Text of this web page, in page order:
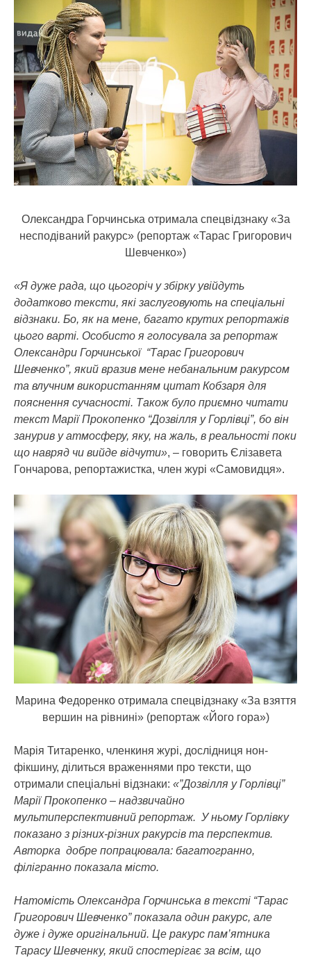
Олександра Горчинська отримала спецвідзнаку «За
несподіваний ракурс» (репортаж «Тарас Григорович
Шевченко»)
«Я дуже рада, що цьогоріч у збірку увійдуть
додатково тексти, які заслуговують на спеціальні
відзнаки. Бо, як на мене, багато крутих репортажів
цього варті. Особисто я голосувала за репортаж
Олександри Горчинської “Тарас Григорович
Шевченко”, який вразив мене небанальним ракурсом
та влучним використанням цитат Кобзаря для
пояснення сучасності. Також було приємно читати
текст Марії Прокопенко “Дозвілля у Горлівці”, бо він
занурив у атмосферу, яку, на жаль, в реальності поки
що навряд чи вийде відчути», – говорить Єлізавета
Гончарова, репортажистка, член журі «Самовидця».
Марина Федоренко отримала спецвідзнаку «За взяття
вершин на рівнині» (репортаж «Його гора»)
Марія Титаренко, членкиня журі, дослідниця нон-
фікшину, ділиться враженнями про тексти, що
отримали спеціальні відзнаки: «”Дозвілля у Горлівці”
Марії Прокопенко – надзвичайно
мультиперспективний репортаж. У ньому Горлівку
показано з різних-різних ракурсів та перспектив.
Авторка добре попрацювала: багатогранно,
філігранно показала місто.
Натомість Олександра Горчинська в тексті “Тарас
Григорович Шевченко” показала один ракурс, але
дуже і дуже оригінальний. Це ракурс пам’ятника
Тарасу Шевченку, який спостерігає за всім, що